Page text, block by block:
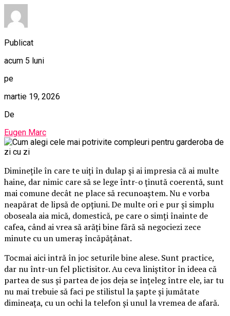
Publicat
acum 5 luni
pe
martie 19, 2026
De
Eugen Marc
Diminețile în care te uiți în dulap și ai impresia că ai multe
haine, dar nimic care să se lege într-o ținută coerentă, sunt
mai comune decât ne place să recunoaștem. Nu e vorba
neapărat de lipsă de opțiuni. De multe ori e pur și simplu
oboseala aia mică, domestică, pe care o simți înainte de
cafea, când ai vrea să arăți bine fără să negociezi zece
minute cu un umeraș încăpățânat.
Tocmai aici intră în joc seturile bine alese. Sunt practice,
dar nu într-un fel plictisitor. Au ceva liniștitor în ideea că
partea de sus și partea de jos deja se înțeleg între ele, iar tu
nu mai trebuie să faci pe stilistul la șapte și jumătate
dimineața, cu un ochi la telefon și unul la vremea de afară.